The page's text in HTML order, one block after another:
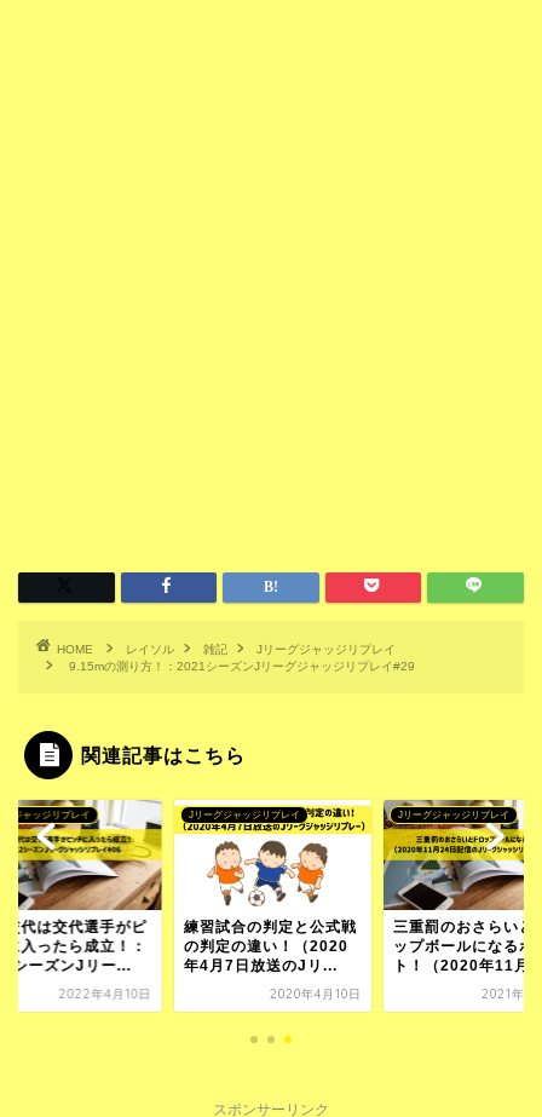
HOME レイソル 雑記
Jリーグジャッジリプレイ
9.15mの測り方！：2021シーズンJリーグジャッジリプレイ#29
関連記事はこちら
グジャッジリプレイ
交代は交代選手がピ
に入ったら成立！：
シーズンJリー...
2022年4月10日
Jリーグジャッジリプレイ
練習試合の判定と公式戦
の判定の違い！（2020
年4月7日放送のJリ...
2020年4月10日
Jリーグジャッジリプレイ
三重罰のおさらいと
ップボールになるポ
ト！（2020年11月
2021年1
スポンサーリンク